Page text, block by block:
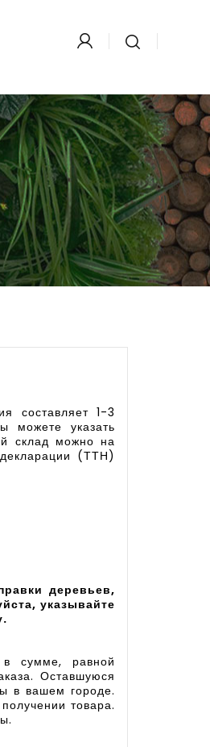
составляет 1-3
можете указать
склад можно на
(ТТН)
деревьев,
указывайте
в сумме, равной
Оставшуюся
в вашем городе.
товара.